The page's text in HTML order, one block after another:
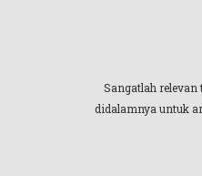
Sangatlah
didalamnya untuk